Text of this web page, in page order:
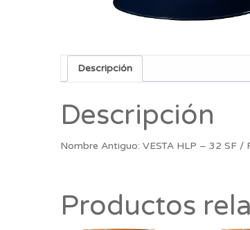
Descripción
Descripción
Nombre Antiguo: VESTA HLP – 32 SF /
Productos